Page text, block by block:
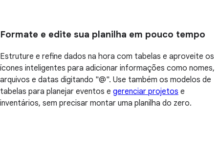
Formate e edite sua planilha em pouco tempo
Estruture e refine dados na hora com tabelas e aproveite os
ícones inteligentes para adicionar informações como nomes,
arquivos e datas digitando "@". Use também os modelos de
tabelas para planejar eventos e gerenciar projetos e
inventários, sem precisar montar uma planilha do zero.